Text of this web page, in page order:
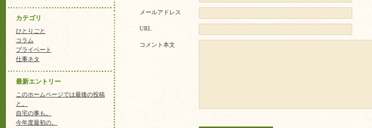
カテゴリ
ひとりごと
コラム
プライベート
仕事ネタ
最新エントリー
このホームページでは最後の投稿
と。
自宅の事も。
今年度最初の。
メールアドレス
URL
コメント本文